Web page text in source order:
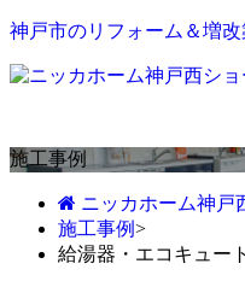
神戸市のリフォーム＆増改
施工事例
ニッカホーム神戸
施工事例>
給湯器・エコキュー